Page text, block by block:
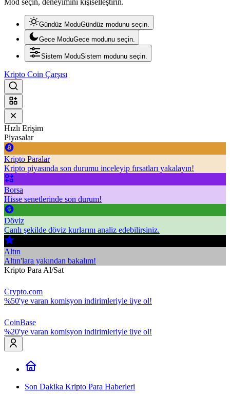
Mod seçin, deneyimini kişiselleştirin.
Gündüz ModuGündüz modunu seçin.
Gece ModuGece modunu seçin.
Sistem ModuSistem modunu seçin.
Kripto Coin Çarşısı
Hızlı Erişim
Piyasalar
Kripto Paralar
Kripto piyasında son durumu inceleyip fırsatları yakalayın!
Borsa
Hisse senetlerinde son durum!
Döviz
Canlı şekilde döviz kurlarını analiz edebilirsiniz.
Altın
Altın'lara yakından bakalım!
Kripto Para Al/Sat
Crypto.com
%50'ye varan komisyon indirimleriyle üye ol!
CoinBase
%20'ye varan komisyon indirimleriyle üye ol!
Son Dakika Kripto Para Haberleri